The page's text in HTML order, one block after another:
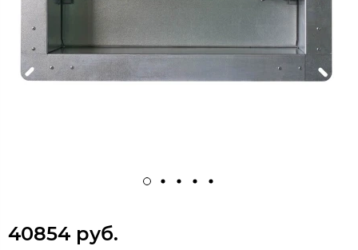
40854 руб.